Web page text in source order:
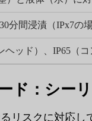
分間浸漬（IPx7の
ヘッド）、IP65（
ド：シー
リスクに対応